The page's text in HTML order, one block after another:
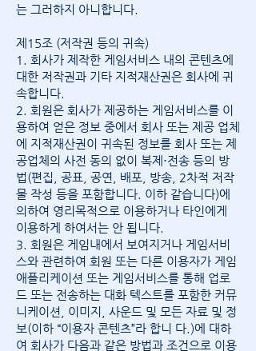
는 그러하지 아니합니다.
제15조 (저작권 등의 귀속)
1. 회사가 제작한 게임서비스 내의 콘텐츠에
대한 저작권과 기타 지적재산권은 회사에 귀
속합니다.
2. 회원은 회사가 제공하는 게임서비스를 이
용하여 얻은 정보 중에서 회사 또는 제공 업체
에 지적재산권이 귀속된 정보를 회사 또는 제
공업체의 사전 동의 없이 복제⋅전송 등의 방
법(편집, 공표, 공연, 배포, 방송, 2차적 저작
물 작성 등을 포함합니다. 이하 같습니다)에
의하여 영리목적으로 이용하거나 타인에게
이용하게 하여서는 안 됩니다.
3. 회원은 게임내에서 보여지거나 게임서비
스와 관련하여 회원 또는 다른 이용자가 게임
애플리케이션 또는 게임서비스를 통해 업로
드 또는 전송하는 대화 텍스트를 포함한 커뮤
니케이션, 이미지, 사운드 및 모든 자료 및 정
보(이하 “이용자 콘텐츠”라 합니 다.)에 대하
여 회사가 다음과 같은 방법과 조건으로 이용